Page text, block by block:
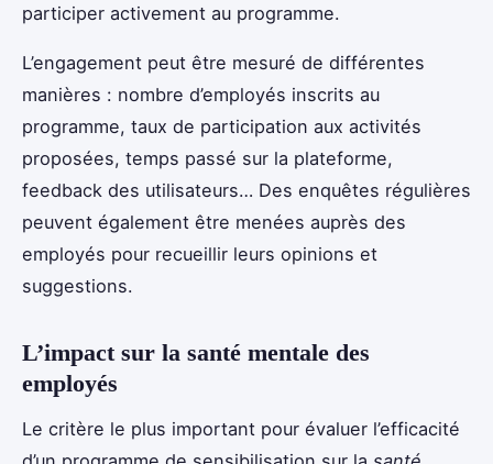
participer activement au programme.
L’engagement peut être mesuré de différentes
manières : nombre d’employés inscrits au
programme, taux de participation aux activités
proposées, temps passé sur la plateforme,
feedback des utilisateurs… Des enquêtes régulières
peuvent également être menées auprès des
employés pour recueillir leurs opinions et
suggestions.
L’impact sur la santé mentale des
employés
Le critère le plus important pour évaluer l’efficacité